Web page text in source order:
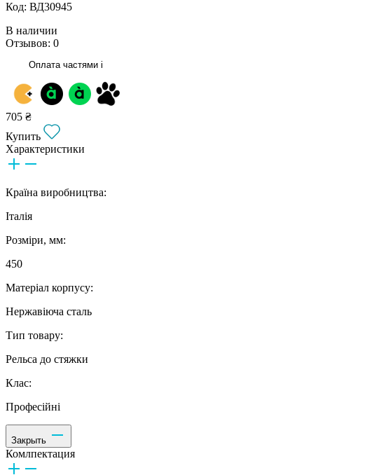
Код: ВД30945
В наличии
Отзывов: 0
Оплата частями i
705 ₴
Купить
Характеристики
Країна виробництва:
Італія
Розміри, мм:
450
Матеріал корпусу:
Нержавіюча сталь
Тип товару:
Рельса до стяжки
Клас:
Професійні
Закрыть
Комлпектация